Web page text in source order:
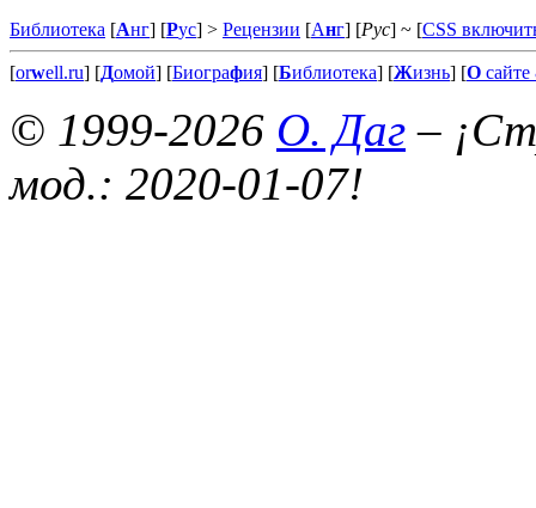
Библиотека [Анг] [Рус] > Рецензии [Анг] [Рус] ~ [CSS
[orwell.ru] [Домой] [Биография] [Библиотека] [Жизнь] [О
© 1999-2026 О. Даг –
мод.: 2020-01-07!